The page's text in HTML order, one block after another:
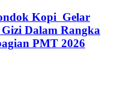
Kopi Gelar
Dalam Rangka
PMT 2026